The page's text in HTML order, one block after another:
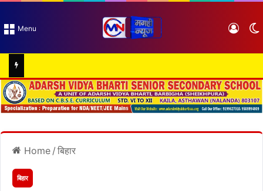
Menu Log
Home / बिहार
बिहार